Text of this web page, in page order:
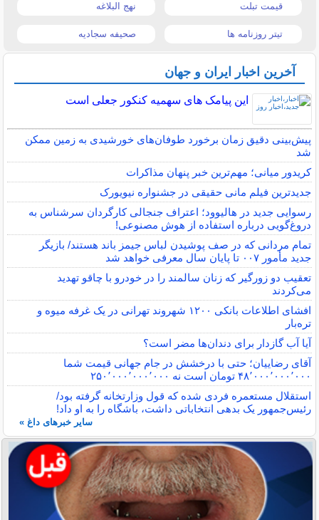
قیمت تبلت نهج البلاغه
تیتر روزنامه ها صحیفه سجادیه
آخرین اخبار ایران و جهان
این پیامک های سهمیه کنکور جعلی است
پیش‌بینی دقیق زمان برخورد طوفان‌های خورشیدی به زمین ممکن
شد
کریدور میانی؛ مهم‌ترین خبر پنهان مذاکرات
جدیدترین فیلم مانی حقیقی در جشنواره نیویورک
رسوایی جدید در هالیوود؛ اعتراف جنجالی کارگردان سرشناس به
دروغ‌گویی درباره استفاده از هوش مصنوعی!
تمام مردانی که در صف پوشیدن لباس جیمز باند هستند/ بازیگر
جدید مأمور ۰۰۷ تا پایان سال معرفی خواهد شد
تعقیب دو زورگیر که زنان سالمند را در خودرو با چاقو تهدید
می‌کردند
افشای اطلاعات بانکی ۱۲۰۰ شهروند تهرانی در یک غرفه میوه و
تره‌بار
آیا آب گازدار برای دندان‌ها مضر است؟
آقای رضاییان؛ حتی با درخشش در جام جهانی قیمت شما
۴۸٬۰۰۰٬۰۰۰٬۰۰۰ تومان است نه ۲۵۰٬۰۰۰٬۰۰۰٬۰۰۰
استقلال مستعمره فردی شده که قول وزارتخانه گرفته بود/
رئیس‌جمهور یک بدهی انتخاباتی داشت، باشگاه را به او داد!
سایر خبرهای داغ »